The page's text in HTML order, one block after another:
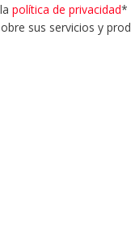
política de privacidad*
sus servicios y